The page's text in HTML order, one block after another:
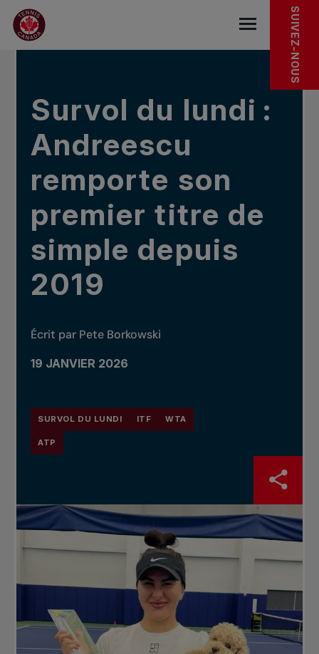
Sauter au menu principal
Sauter au contenu principal
Sauter au pied de page
DANS LES NOUVELLES SUIVEZ-NOUS
Survol du lundi :
Andreescu
remporte son
premier titre de
simple depuis
2019
Écrit par Pete Borkowski
19 JANVIER 2026
SURVOL DU LUNDI ITF WTA
ATP